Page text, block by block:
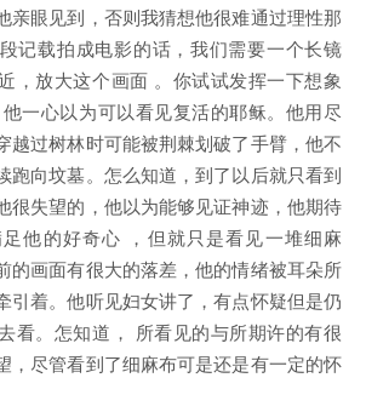
亲眼见到，否则我猜想他很难通过理性那
记载拍成电影的话，我们需要一个长镜
，放大这个画面 。你试试发挥一下想象
一心以为可以看见复活的耶稣。他用尽
越过树林时可能被荆棘划破了手臂，他不
跑向坟墓。怎么知道，到了以后就只看到
很失望的，他以为能够见证神迹，他期待
他的好奇心 ，但就只是看见一堆细麻
的画面有很大的落差，他的情绪被耳朵所
引着。他听见妇女讲了，有点怀疑但是仍
看。怎知道， 所看见的与所期许的有很
，尽管看到了细麻布可是还是有一定的怀